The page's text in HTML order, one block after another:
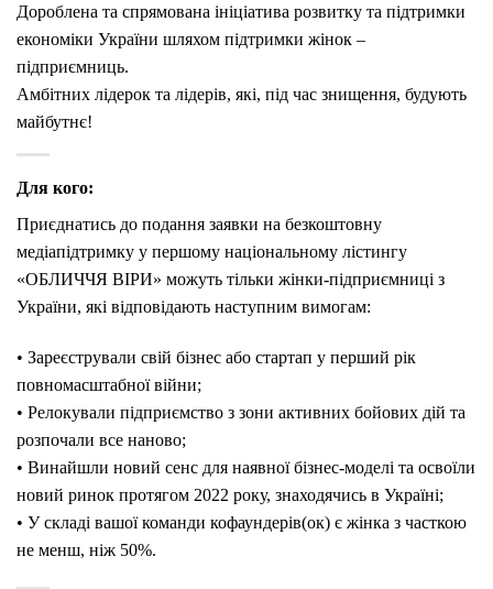
Дороблена та спрямована ініціатива розвитку та підтримки
економіки України шляхом підтримки жінок –
підприємниць.
Амбітних лідерок та лідерів, які, під час знищення, будують
майбутнє!
Для кого:
Приєднатись до подання заявки на безкоштовну
медіапідтримку у першому національному лістингу
«ОБЛИЧЧЯ ВІРИ» можуть тільки жінки-підприємниці з
України, які відповідають наступним вимогам:
• Зареєстрували свій бізнес або стартап у перший рік
повномасштабної війни;
• Релокували підприємство з зони активних бойових дій та
розпочали все наново;
• Винайшли новий сенс для наявної бізнес-моделі та освоїли
новий ринок протягом 2022 року, знаходячись в Україні;
• У складі вашої команди кофаундерів(ок) є жінка з часткою
не менш, ніж 50%.